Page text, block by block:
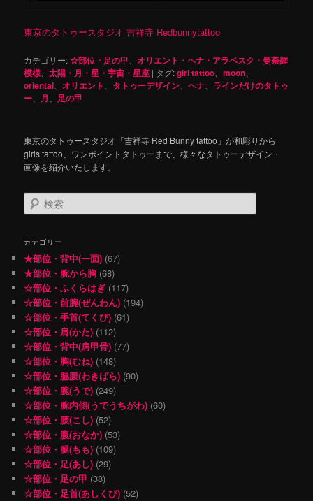
東京のタトゥースタジオ 吉祥寺 Redbunnytattoo
カテゴリー:☆部位・足の甲 、オリエント・ヘナ・アラベスク・曼荼羅
模様 、太陽・月・星・宇宙・星座 | タグ:girl tattoo 、moon
oriental 、オリエント タトゥーデザイン 、ヘナ
ラインだけのタトゥ
ー
月 足の甲
東京のタトゥースタジオ「吉祥寺 Red Bunny tattoo」が和彫りから
girls tattoo、ワンポイントタトゥーまで、様々なタトゥーデザイン・
画像を紹介いたします。
検
索
カテゴリー
★部位・背中(一面) (67)
★部位・腕から胸 (68)
☆部位・ふくらはぎ (117)
☆部位・前腕(ぜんわん) (194)
☆部位・手首(てくび) (61)
☆部位・肩(かた) (112)
☆部位・背中(肩甲骨) (77)
☆部位・胸(むね) (148)
☆部位・脇腹(わきばら) (90)
☆部位・腕(うで) (249)
☆部位・腕内側(うでうちがわ) (60)
☆部位・腰(こし) (52)
☆部位・腹(おなか) (53)
☆部位・腿(もも) (109)
☆部位・足(あし) (29)
☆部位・足の甲 (38)
☆部位・足首(あしくび) (52)